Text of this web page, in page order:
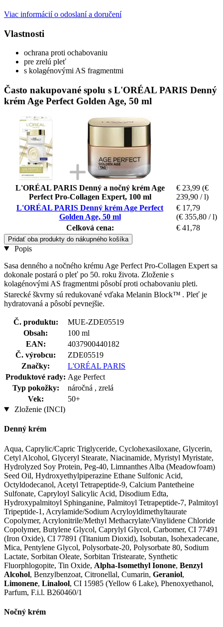
Viac informácií o odoslaní a doručení
Vlastnosti
ochrana proti ochabovaniu
pre zrelú pleť
s kolagénovými AS fragmentmi
Často nakupované spolu s L'ORÉAL PARIS Denný
krém Age Perfect Golden Age, 50 ml
L'ORÉAL PARIS Denný a nočný krém Age
Perfect Pro-Collagen Expert, 100 ml
€ 23,99 (€
239,90 / l)
L'ORÉAL PARIS Denný krém Age Perfect
Golden Age, 50 ml
€ 17,79
(€ 355,80 / l)
Celková cena:
€ 41,78
Pridať oba produkty do nákupného košíka
Popis
Sasa denného a nočného krému Age Perfect Pro-Collagen Expert sa
dokonale postará o pleť po 50. roku života. Zloženie s
kolagénovými AS fragmentmi pôsobí proti ochabovaniu pleti.
Starecké škvrny sú redukované vďaka Melanin Block™ . Pleť je
hydratovaná a pôsobí pevnejšie.
Č. produktu:
MUE-ZDE05519
Obsah:
100 ml
EAN:
4037900440182
Č. výrobcu:
ZDE05519
Značky:
L'ORÉAL PARIS
Produktové rady: Age Perfect
Typ pokožky:
náročná , zrelá
Vek:
50+
Zloženie (INCI)
Denný krém
Aqua, Caprylic/Capric Triglyceride, Cyclohexasiloxane, Glycerin,
Cetyl Alcohol, Glyceryl Stearate, Niacinamide, Myristyl Myristate,
Hydrolyzed Soy Protein, Peg-40, Limnanthes Alba (Meadowfoam)
Seed Oil, Hydroxyethylpiperazine Ethane Sulfonic Acid,
Octyldodecanol, Acetyl Tetrapeptide-9, Calcium Pantetheine
Sulfonate, Capryloyl Salicylic Acid, Disodium Edta,
Hydroxypalmitoyl Sphinganine, Palmitoyl Tetrapeptide-7, Palmitoyl
Tripeptide-1, Acrylamide/Sodium Acryloyldimethyltaurate
Copolymer, Acrylonitrile/Methyl Methacrylate/Vinylidene Chloride
Copolymer, Butylene Glycol, Caprylyl Glycol, Carbomer, CI 77491
(Iron Oxide), CI 77891 (Titanium Dioxid), Isobutan, Isohexadecane,
Mica, Pentylene Glycol, Polysorbate-20, Polysorbate 80, Sodium
Lactate, Sorbitan Oleate, Sorbitan Tristearate, Synthetic
Fluorphlogopite, Tin Oxide, Alpha-Isomethyl Ionone, Benzyl
Alcohol, Benzylbenzoat, Citronellal, Cumarin, Geraniol,
Limonene, Linalool, CI 15985 (Yellow 6 Lake), Phenoxyethanol,
Parfum, F.i.l. B260460/1
Nočný krém